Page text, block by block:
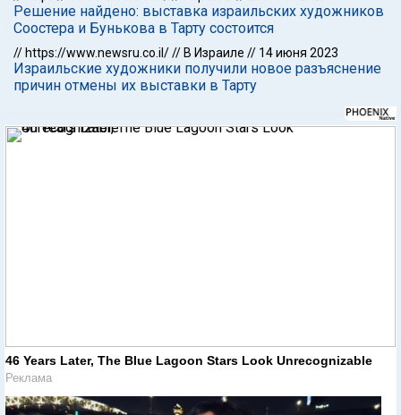
Решение найдено: выставка израильских художников
Соостера и Бунькова в Тарту состоится
// https://www.newsru.co.il/// В Израиле // 14 июня 2023
Израильские художники получили новое разъяснение
причин отмены их выставки в Тарту
46 Years Later, The Blue Lagoon Stars Look Unrecognizable
Реклама